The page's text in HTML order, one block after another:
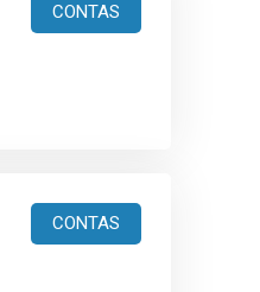
CONTAS
CONTAS